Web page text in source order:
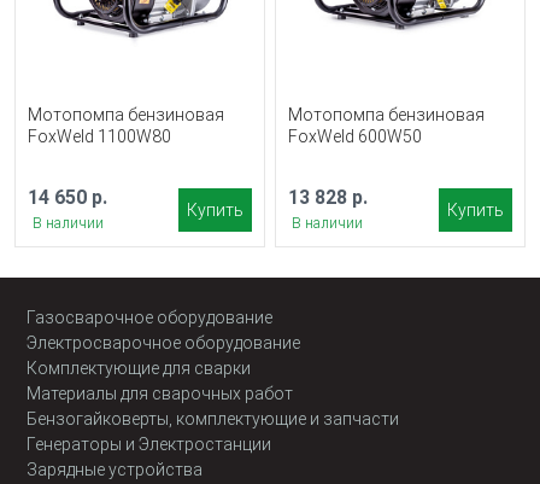
Мотопомпа бензиновая
FoxWeld 1100W80
14 650 р.
В наличии
Купить
Мотопомпа бензиновая
FoxWeld 600W50
13 828 р.
В наличии
Купить
Газосварочное оборудование
Электросварочное оборудование
Комплектующие для сварки
Материалы для сварочных работ
Бензогайковерты, комплектующие и запчасти
Генераторы и Электростанции
Зарядные устройства